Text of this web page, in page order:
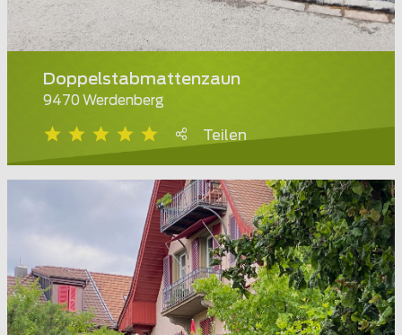
Doppelstabmattenzaun
9470 Werdenberg
Teilen